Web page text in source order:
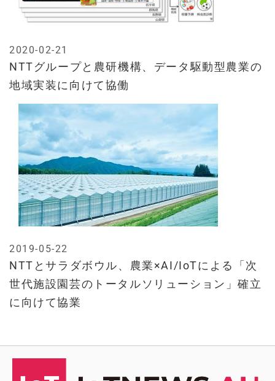
NTTグループと農研機構、データ駆動型農業の
地域実装に向けて協働
2020-02-21
NTTとサラダボウル、農業×AI/IoTによる「次
世代施設園芸のトータルソリューション」確立
に向けて協業
2019-05-22